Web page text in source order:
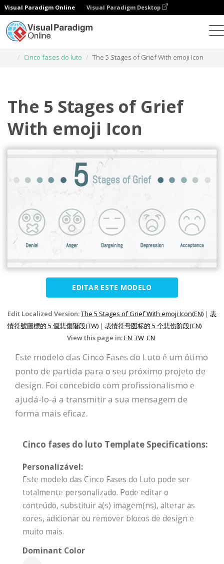
Visual Paradigm Online Visual Paradigm Desktop
Cinco fases do luto
The 5 Stages of Grief With emoji Icon
The 5 Stages of Grief
With emoji Icon
EDITAR ESTE MODELO
Edit Localized Version:The 5 Stages of Grief With emoji Icon(EN) | 表
情符號圖標的 5 個悲傷階段(TW) | 表情符号图标的 5 个悲伤阶段(CN)
View this page in:EN TW CN
Este modelo das Cinco Fases do Luto é um ótimo
ponto de partida para o seu próximo projeto de
design. Foi concebido com profissionalismo e
ajudá-lo-á a transmitir a sua mensagem de
forma mais eficaz.
Cinco fases do luto Template Specifications:
Personalizável:
Este modelo das Cinco Fases do Luto pode ser
totalmente personalizado. Pode editar o
conteúdo, substituir a(s) imagem(ns), alterar as
cores, adicionar ou remover blocos de design e
muito mais.
Dominant Color